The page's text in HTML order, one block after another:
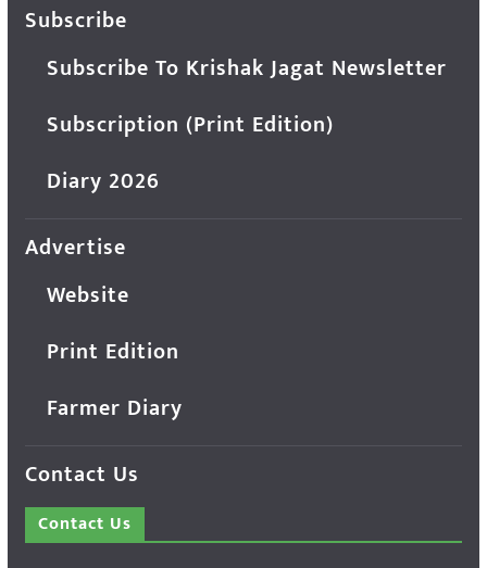
Subscribe
Subscribe To Krishak Jagat Newsletter
Subscription (Print Edition)
Diary 2026
Advertise
Website
Print Edition
Farmer Diary
Contact Us
Contact Us